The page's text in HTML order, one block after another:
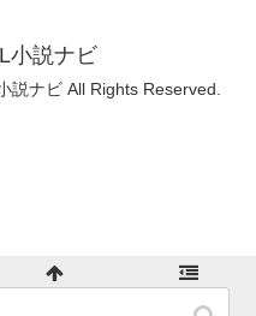
小説ナビ
ナビ All Rights Reserved.